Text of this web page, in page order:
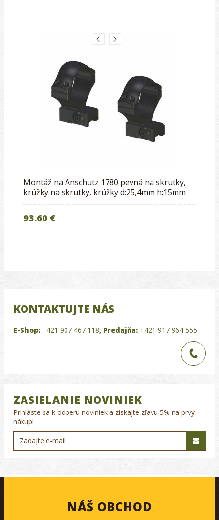
Montáž na Anschutz 1780 pevná na skrutky,
krúžky na skrutky, krúžky d:25,4mm h:15mm
93.60 €
KONTAKTUJTE NÁS
E-Shop: +421 907 467 118, Predajňa: +421 917 964 555
ZASIELANIE NOVINIEK
Prihláste sa k odberu noviniek a získajte zľavu 5% na prvý
nákup!
NÁŠ OBCHOD